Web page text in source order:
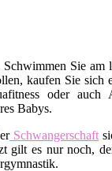
Sie am
kaufen Sie sich
oder
Babys.
Schwangerschaft
gilt es nur noch,